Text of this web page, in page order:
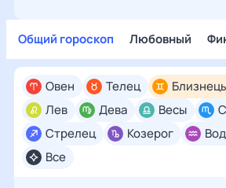
Общий гороскоп Любовный
Все
Овен Телец
Лев
Дева Весы
Стрелец
Козерог